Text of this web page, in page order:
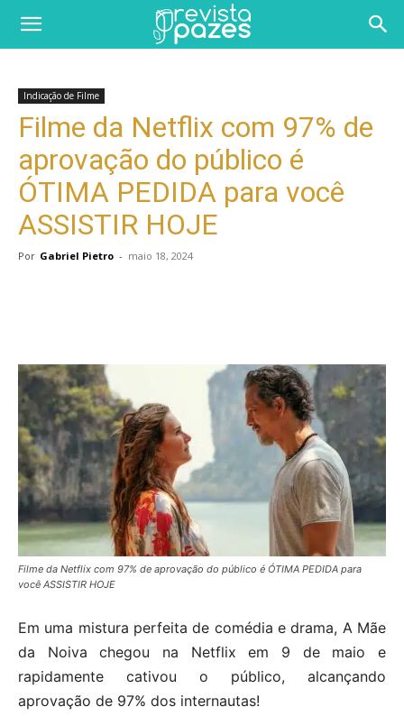
Indicação de Filme
Filme da Netflix com 97% de
aprovação do público é
ÓTIMA PEDIDA para você
ASSISTIR HOJE
Por Gabriel Pietro - maio 18, 2024
Filme da Netflix com 97% de aprovação do público é ÓTIMA PEDIDA para
você ASSISTIR HOJE
Em uma mistura perfeita de comédia e drama, A Mãe
da Noiva chegou na Netflix em 9 de maio e
rapidamente cativou o público, alcançando
aprovação de 97% dos internautas!